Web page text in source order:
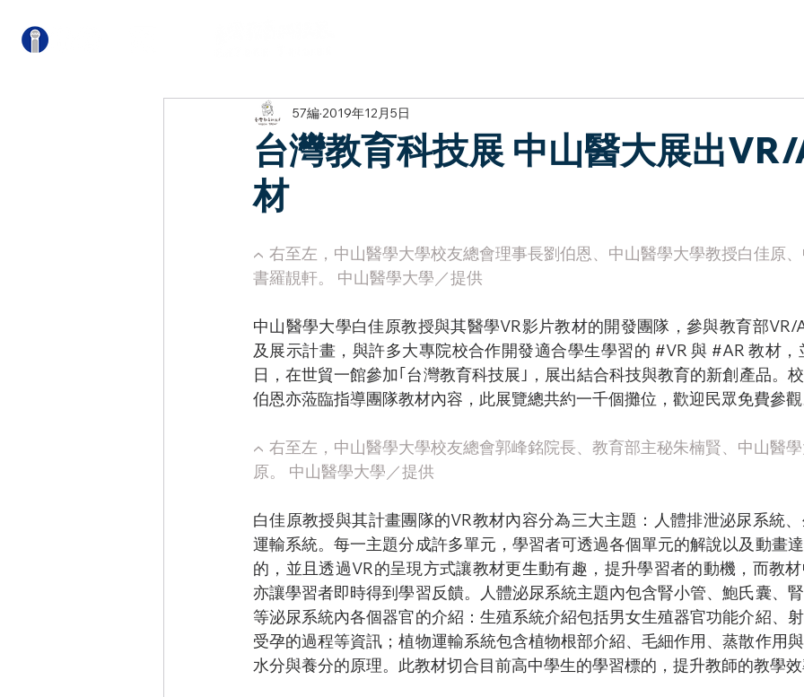
台灣教育科技展 中山醫大展出
材
57編 2019年12月5日
▲ 右至左，中山醫學大學校友總會理事長劉伯恩、中山醫學大學教授白佳原
書羅靚軒。 中山醫學大學／提供
中山醫學大學白佳原教授與其醫學VR影片教材的開發團隊，參與教育部VR/
及展示計畫，與許多大專院校合作開發適合學生學習的 #VR 與 #AR 教材，
日，在世貿一館參加｢台灣教育科技展｣，展出結合科技與教育的新創產品。
伯恩亦蒞臨指導團隊教材內容，此展覽總共約一千個攤位，歡迎民眾免費參
▲ 右至左，中山醫學大學校友總會郭峰銘院長、教育部主秘朱楠賢、中山醫
原。 中山醫學大學／提供
白佳原教授與其計畫團隊的VR教材內容分為三大主題：人體排泄泌尿系統
運輸系統。每一主題分成許多單元，學習者可透過各個單元的解說以及動畫
的，並且透過VR的呈現方式讓教材更生動有趣，提升學習者的動機，而教
亦讓學習者即時得到學習反饋。人體泌尿系統主題內包含腎小管、鮑氏囊、
等泌尿系統內各個器官的介紹：生殖系統介紹包括男女生殖器官功能介紹、
受孕的過程等資訊；植物運輸系統包含植物根部介紹、毛細作用、蒸散作用
水分與養分的原理。此教材切合目前高中學生的學習標的，提升教師的教學